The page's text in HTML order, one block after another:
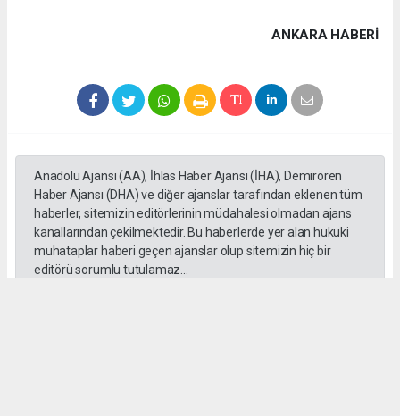
ANKARA HABERİ
Anadolu Ajansı (AA), İhlas Haber Ajansı (İHA), Demirören
Haber Ajansı (DHA) ve diğer ajanslar tarafından eklenen tüm
haberler, sitemizin editörlerinin müdahalesi olmadan ajans
kanallarından çekilmektedir. Bu haberlerde yer alan hukuki
muhataplar haberi geçen ajanslar olup sitemizin hiç bir
editörü sorumlu tutulamaz...